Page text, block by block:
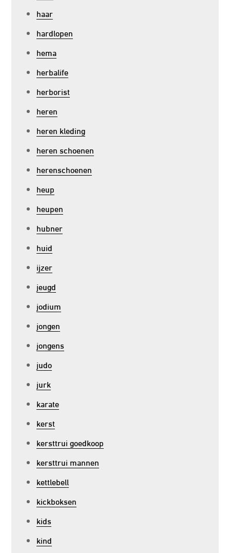
haar
hardlopen
hema
herbalife
herborist
heren
heren kleding
heren schoenen
herenschoenen
heup
heupen
hubner
huid
ijzer
jeugd
jodium
jongen
jongens
judo
jurk
karate
kerst
kersttrui goedkoop
kersttrui mannen
kettlebell
kickboksen
kids
kind